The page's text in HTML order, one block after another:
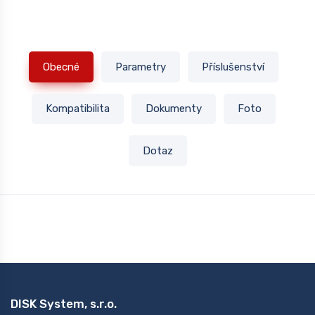
Obecné Parametry Příslušenství
Kompatibilita Dokumenty Foto
Dotaz
DISK System, s.r.o.